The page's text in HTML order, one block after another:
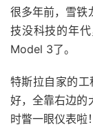
很多年前，雪铁
技没科技的年
Model 3了。
特斯拉自家的工
好，全靠右边的
时瞥一眼仪表啦